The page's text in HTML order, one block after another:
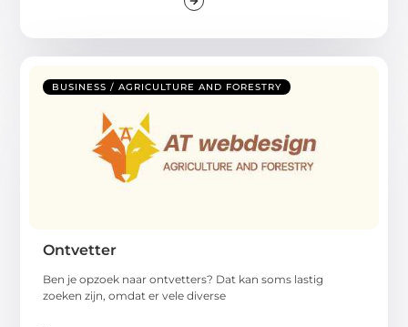
BUSINESS / AGRICULTURE AND FORESTRY
Ontvetter
Ben je opzoek naar ontvetters? Dat kan soms lastig
zoeken zijn, omdat er vele diverse